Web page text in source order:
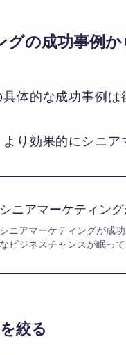
グの成功事例
体的な成功事例
り効果的にシニア
シニアマーケティン
シニアマーケティングが成
なビジネスチャンスが眠っ
絞る